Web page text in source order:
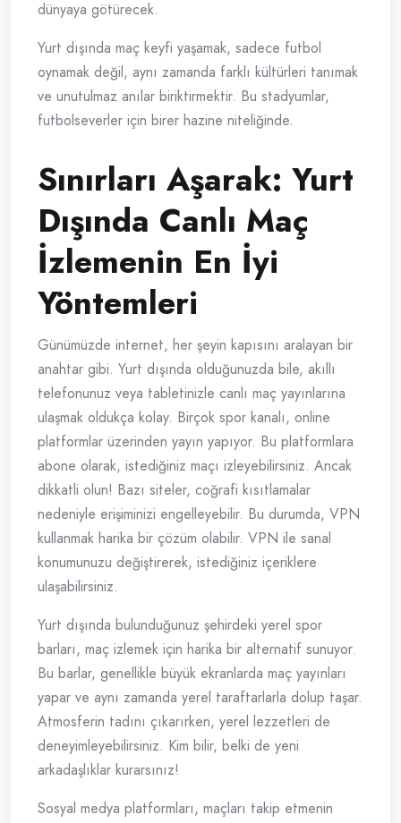
dünyaya götürecek.
Yurt dışında maç keyfi yaşamak, sadece futbol
oynamak değil, aynı zamanda farklı kültürleri tanımak
ve unutulmaz anılar biriktirmektir. Bu stadyumlar,
futbolseverler için birer hazine niteliğinde.
Sınırları Aşarak: Yurt
Dışında Canlı Maç
İzlemenin En İyi
Yöntemleri
Günümüzde internet, her şeyin kapısını aralayan bir
anahtar gibi. Yurt dışında olduğunuzda bile, akıllı
telefonunuz veya tabletinizle canlı maç yayınlarına
ulaşmak oldukça kolay. Birçok spor kanalı, online
platformlar üzerinden yayın yapıyor. Bu platformlara
abone olarak, istediğiniz maçı izleyebilirsiniz. Ancak
dikkatli olun! Bazı siteler, coğrafi kısıtlamalar
nedeniyle erişiminizi engelleyebilir. Bu durumda, VPN
kullanmak harika bir çözüm olabilir. VPN ile sanal
konumunuzu değiştirerek, istediğiniz içeriklere
ulaşabilirsiniz.
Yurt dışında bulunduğunuz şehirdeki yerel spor
barları, maç izlemek için harika bir alternatif sunuyor.
Bu barlar, genellikle büyük ekranlarda maç yayınları
yapar ve aynı zamanda yerel taraftarlarla dolup taşar.
Atmosferin tadını çıkarırken, yerel lezzetleri de
deneyimleyebilirsiniz. Kim bilir, belki de yeni
arkadaşlıklar kurarsınız!
Sosyal medya platformları, maçları takip etmenin